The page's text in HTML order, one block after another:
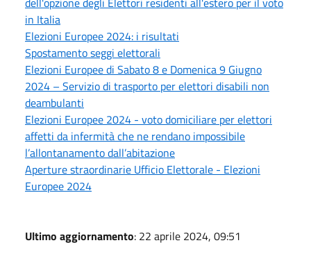
in Italia
Elezioni Europee 2024: i risultati
Spostamento seggi elettorali
Elezioni Europee di Sabato 8 e Domenica 9 Giugno
2024 – Servizio di trasporto per elettori disabili non
deambulanti
Elezioni Europee 2024 - voto domiciliare per elettori
affetti da infermità che ne rendano impossibile
l’allontanamento dall’abitazione
Aperture straordinarie Ufficio Elettorale - Elezioni
Europee 2024
Ultimo aggiornamento: 22 aprile 2024, 09:51